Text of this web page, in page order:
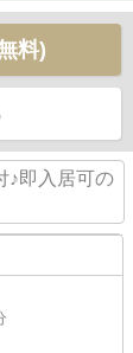
料)
♪即入居可の